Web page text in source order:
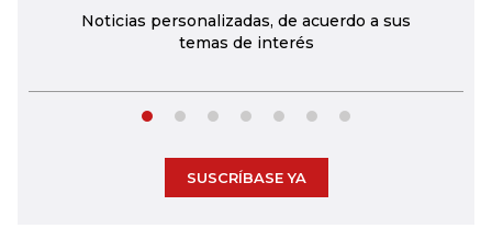
Noticias personalizadas, de acuerdo a sus
temas de interés
SUSCRÍBASE YA